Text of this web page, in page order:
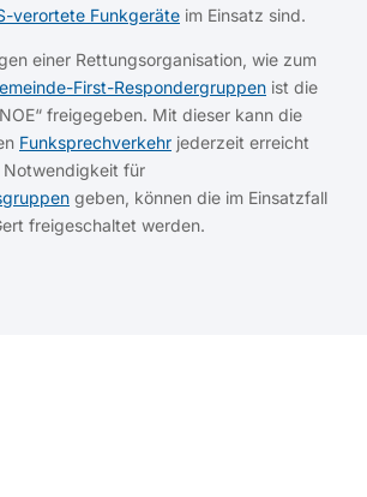
verortete Funkgeräte im Einsatz sind.
einer Rettungsorganisation, wie zum
First-Respondergruppen ist die
freigegeben. Mit dieser kann die
Funksprechverkehr jederzeit erreicht
für
geben, können die im Einsatzfall
freigeschaltet werden.